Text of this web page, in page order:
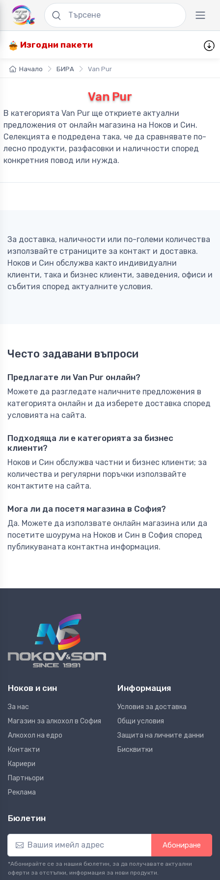
Изгодни пакети
Начало БИРА Van Pur
Van Pur
В категорията Van Pur ще откриете актуални
предложения от онлайн магазина на Ноков и Син.
Селекцията е подредена така, че да сравнявате по-
лесно продукти, разфасовки и наличности според
конкретния повод или нужда.
За доставка, наличности или по-големи количества
използвайте страниците за контакт и доставка.
Ноков и Син обслужва както индивидуални
клиенти, така и бизнес клиенти, заведения, офиси и
събития според актуалните условия.
Често задавани въпроси
Предлагате ли Van Pur онлайн?
Можете да разгледате наличните предложения в
категорията онлайн и да изберете доставка според
условията на сайта.
Подходяща ли е категорията за бизнес
клиенти?
Ноков и Син обслужва частни и бизнес клиенти; за
количества и регулярни поръчки използвайте
контактите на сайта.
Мога ли да посетя магазина в София?
Да. Можете да използвате онлайн магазина или да
посетите шоурума на Ноков и Син в София според
публикуваната контактна информация.
Ноков и син
За нас
Магазин за алкохол в София
Алкохол на едро
Контакти
Кариери
Партньори
Реклама
Информация
Условия за доставка
Общи условия
Защита на личните данни
Бисквитки
Бюлетин
Абониране
*Абонирайте се за нашия бюлетин, за да получавате актуални
оферти за отстъпки, информация за нови продукти.